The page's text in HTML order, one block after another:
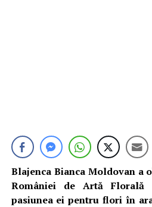
Blajenca Bianca Moldovan a
României de Artă Florală
pasiunea ei pentru flori în